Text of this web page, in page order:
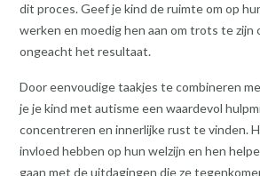
dit proces. Geef je kind de ruimte om op
werken en moedig hen aan om trots te zijn
ongeacht het resultaat.
Door eenvoudige taakjes te combineren
je je kind met autisme een waardevol
concentreren en innerlijke rust te vinden.
invloed hebben op hun welzijn en hen
gaan met de uitdagingen die ze